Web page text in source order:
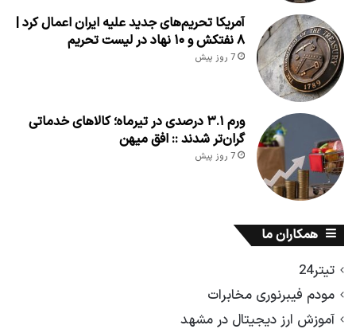
آمریکا تحریم‌های جدید علیه ایران اعمال کرد |
۸ نفتکش و ۱۰ نهاد در لیست تحریم
7 روز پیش
ورم ۳.۱ درصدی در تیرماه؛ کالاهای خدماتی
گران‌تر شدند :: افق میهن
7 روز پیش
همکاران ما
تیتر24
مودم فیبرنوری مخابرات
آموزش ارز دیجیتال در مشهد